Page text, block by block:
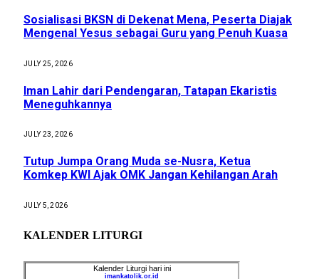
Sosialisasi BKSN di Dekenat Mena, Peserta Diajak
Mengenal Yesus sebagai Guru yang Penuh Kuasa
JULY 25, 2026
Iman Lahir dari Pendengaran, Tatapan Ekaristis
Meneguhkannya
JULY 23, 2026
Tutup Jumpa Orang Muda se-Nusra, Ketua
Komkep KWI Ajak OMK Jangan Kehilangan Arah
JULY 5, 2026
KALENDER LITURGI